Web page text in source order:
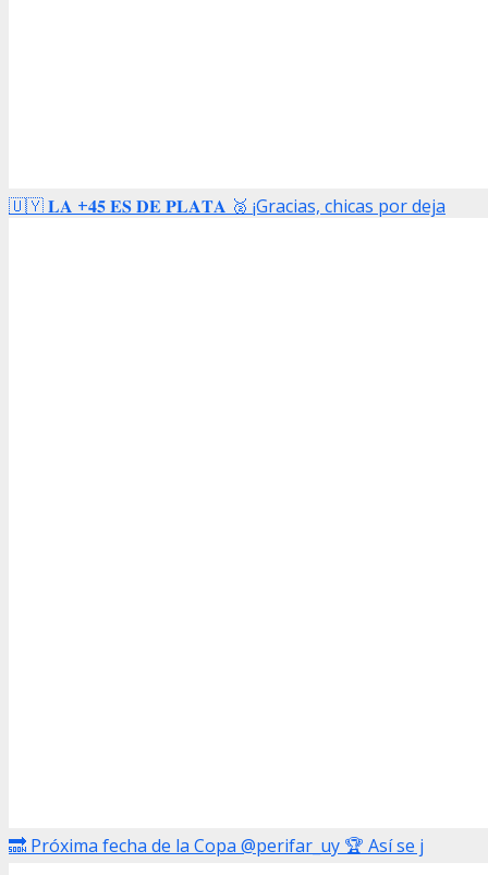
🇺🇾 𝐋𝐀 +𝟒𝟓 𝐄𝐒 𝐃𝐄 𝐏𝐋𝐀𝐓𝐀 🥈 ¡Gracias, chicas por deja
🔜 Próxima fecha de la Copa @perifar_uy 🏆 Así se j